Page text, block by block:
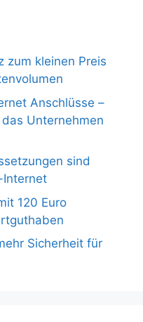
zum kleinen Preis
Anschlüsse –
Unternehmen
sind
120 Euro
Sicherheit für